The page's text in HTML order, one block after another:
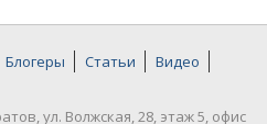
Блогеры Статьи
Видео
ул. Волжская, 28, этаж 5, офис